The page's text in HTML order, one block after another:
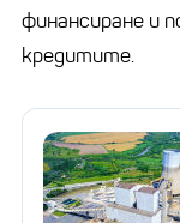
финансиране и
кредитите.